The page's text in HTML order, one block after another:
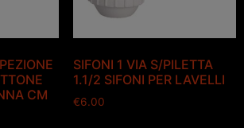
CM
SIFONI 1 VIA S/PILETTA
1.1/2 SIFONI PER LAVELLI
€6.00